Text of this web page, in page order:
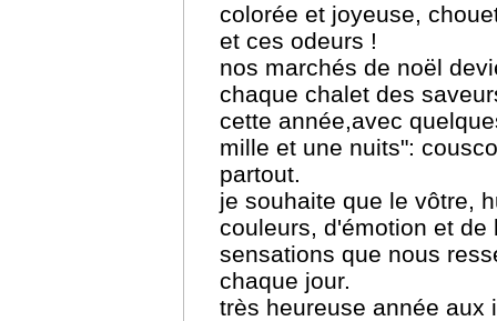
colorée et joyeuse,
et ces odeurs !
nos marchés de noël
chaque chalet des
cette année,avec
mille et une nuits":
partout.
je souhaite que le vôtre,
couleurs, d'émotion et
sensations que nous
chaque jour.
très heureuse année aux